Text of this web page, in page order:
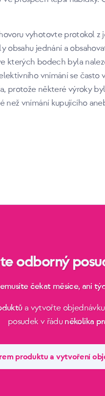
vyhotovte protokol z
jednání a
kterých bodech byla
vnímání se často
protože některé výroky
než vnímání kupujícího
odborný
čekat měsíce, ani
a vytvořte
posudek v řádu několika
produktu a vytvoření